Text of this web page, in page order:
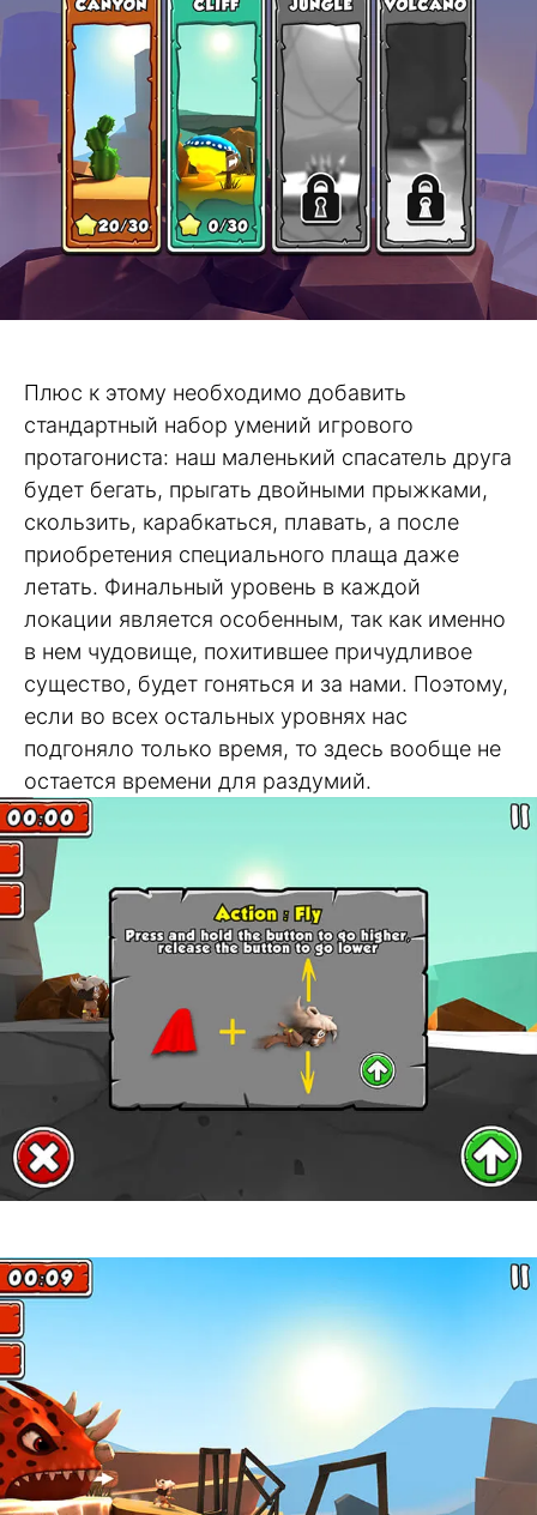
Плюс к этому необходимо добавить
стандартный набор умений игрового
протагониста: наш маленький спасатель друга
будет бегать, прыгать двойными прыжками,
скользить, карабкаться, плавать, а после
приобретения специального плаща даже
летать. Финальный уровень в каждой
локации является особенным, так как именно
в нем чудовище, похитившее причудливое
существо, будет гоняться и за нами. Поэтому,
если во всех остальных уровнях нас
подгоняло только время, то здесь вообще не
остается времени для раздумий.